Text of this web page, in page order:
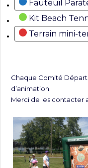
Fauteuil
Kit Beach
Terrain mini-
Chaque Comité
d’animation.
Merci de les contacter